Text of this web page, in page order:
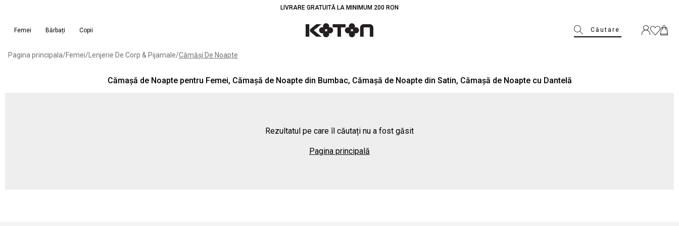
LIVRARE GRATUITĂ LA MINIMUM 200 RON
Căutare
Femei Bărbați Copii
Cămașă de Noapte pentru Femei, Cămașă de Noapte din Bumbac, Cămașă de Noapte din Satin, Cămașă de Noapte cu Dantelă
Pagina principala/Femei/ Lenjerie De Corp & Pijamale/Cămăși De Noapte
Rezultatul pe care îl căutați nu a fost găsit
Pagina principală